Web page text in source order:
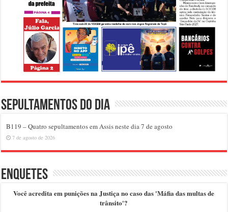
Sepultamentos do dia
B119 – Quatro sepultamentos em Assis neste dia 7 de agosto
7 de agosto de 2026
Enquetes
Você acredita em punições na Justiça no caso das 'Máfia das multas de
trânsito'?